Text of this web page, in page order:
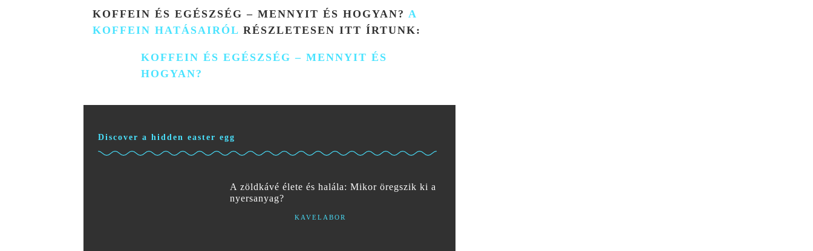
KOFFEIN ÉS EGÉSZSÉG – MENNYIT ÉS HOGYAN? A
KOFFEIN HATÁSAIRÓL RÉSZLETESEN ITT ÍRTUNK:
KOFFEIN ÉS EGÉSZSÉG – MENNYIT ÉS
HOGYAN?
Discover a hidden easter egg
A zöldkávé élete és halála: Mikor öregszik ki a
nyersanyag?
KAVELABOR